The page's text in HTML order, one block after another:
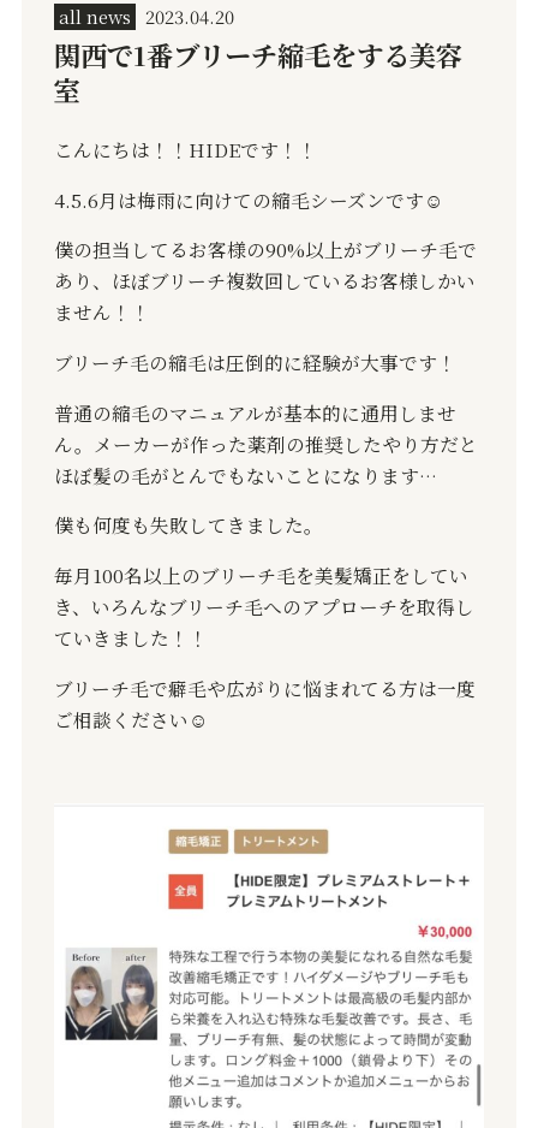
all news 2023.04.20
関西で1番ブリーチ縮毛をする美容
室
こんにちは！！HIDEです！！
4.5.6月は梅雨に向けての縮毛シーズンです☺️
僕の担当してるお客様の90%以上がブリーチ毛で
あり、ほぼブリーチ複数回しているお客様しかい
ません！！
ブリーチ毛の縮毛は圧倒的に経験が大事です！
普通の縮毛のマニュアルが基本的に通用しませ
ん。メーカーが作った薬剤の推奨したやり方だと
ほぼ髪の毛がとんでもないことになります…
僕も何度も失敗してきました。
毎月100名以上のブリーチ毛を美髪矯正をしてい
き、いろんなブリーチ毛へのアプローチを取得し
ていきました！！
ブリーチ毛で癖毛や広がりに悩まれてる方は一度
ご相談ください☺️